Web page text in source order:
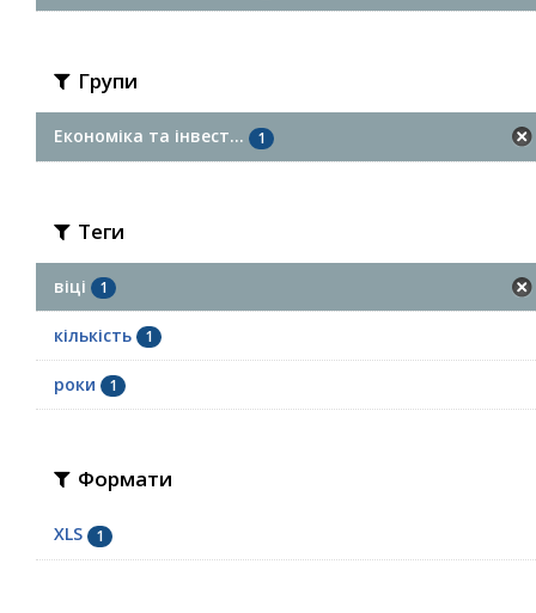
Групи
Економіка та інвест... 1
Теги
віці 1
кількість 1
роки 1
Формати
XLS 1